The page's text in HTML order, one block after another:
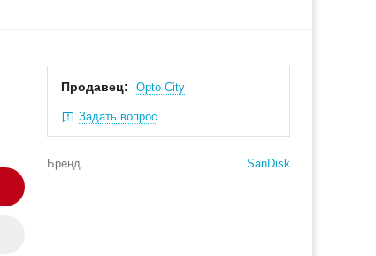
Продавец: Оpto City
Задать вопрос
Бренд SanDisk